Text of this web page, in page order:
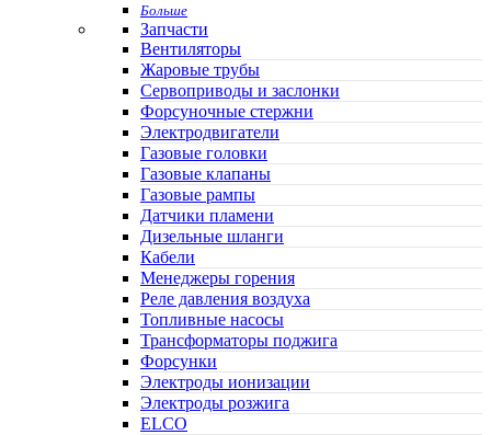
Больше
Запчасти
Вентиляторы
Жаровые трубы
Сервоприводы и заслонки
Форсуночные стержни
Электродвигатели
Газовые головки
Газовые клапаны
Газовые рампы
Датчики пламени
Дизельные шланги
Кабели
Менеджеры горения
Реле давления воздуха
Топливные насосы
Трансформаторы поджига
Форсунки
Электроды ионизации
Электроды розжига
ELCO